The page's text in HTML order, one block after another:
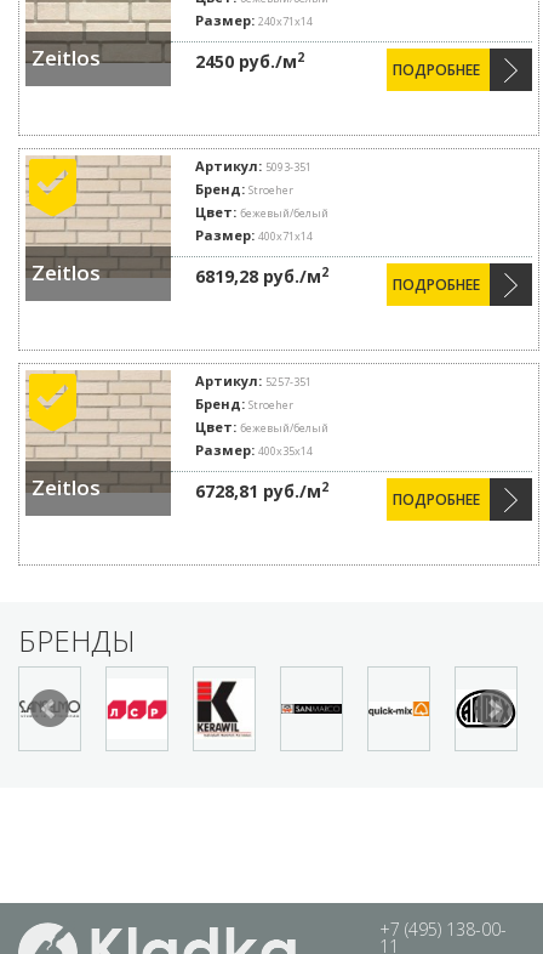
Zeitlos
Размер: 240x71x14
2450 руб./м2
ПОДРОБНЕЕ
Zeitlos
Артикул: 5093-351
Бренд: Stroeher
Цвет: бежевый/белый
Размер: 400x71x14
6819,28 руб./м2
ПОДРОБНЕЕ
Zeitlos
Артикул: 5257-351
Бренд: Stroeher
Цвет: бежевый/белый
Размер: 400x35x14
6728,81 руб./м2
ПОДРОБНЕЕ
БРЕНДЫ
+7 (495) 138-00-
11